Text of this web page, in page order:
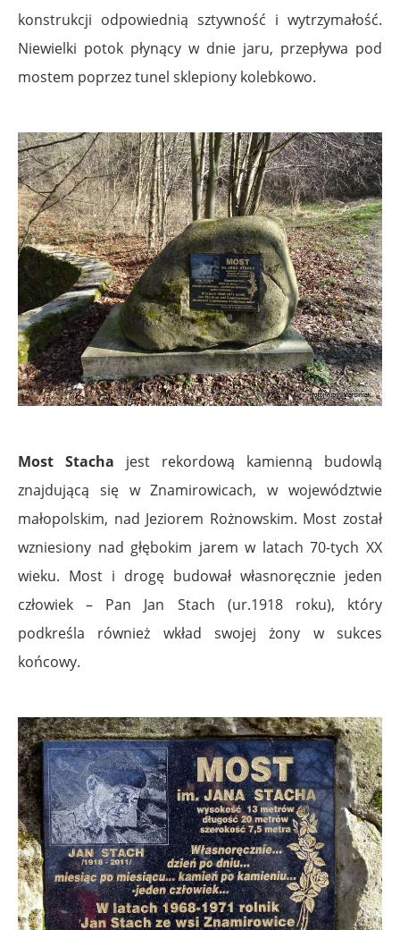
konstrukcji odpowiednią sztywność i wytrzymałość.
Niewielki potok płynący w dnie jaru, przepływa pod
mostem poprzez tunel sklepiony kolebkowo.
Most Stacha jest rekordową kamienną budowlą
znajdującą się w Znamirowicach, w województwie
małopolskim, nad Jeziorem Rożnowskim. Most został
wzniesiony nad głębokim jarem w latach 70-tych XX
wieku. Most i drogę budował własnoręcznie jeden
człowiek – Pan Jan Stach (ur.1918 roku), który
podkreśla również wkład swojej żony w sukces
końcowy.